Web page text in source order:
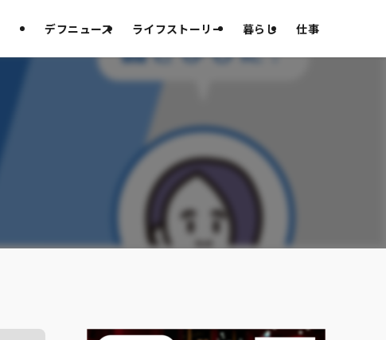
デフニュース ライフストーリー 暮らし 仕事